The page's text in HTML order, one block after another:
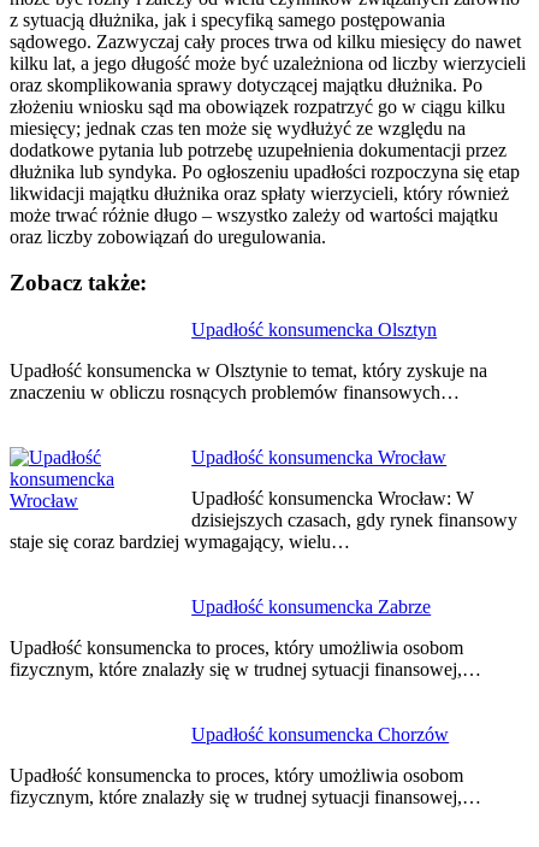
z sytuacją dłużnika, jak i specyfiką samego postępowania
sądowego. Zazwyczaj cały proces trwa od kilku miesięcy do nawet
kilku lat, a jego długość może być uzależniona od liczby wierzycieli
oraz skomplikowania sprawy dotyczącej majątku dłużnika. Po
złożeniu wniosku sąd ma obowiązek rozpatrzyć go w ciągu kilku
miesięcy; jednak czas ten może się wydłużyć ze względu na
dodatkowe pytania lub potrzebę uzupełnienia dokumentacji przez
dłużnika lub syndyka. Po ogłoszeniu upadłości rozpoczyna się etap
likwidacji majątku dłużnika oraz spłaty wierzycieli, który również
może trwać różnie długo – wszystko zależy od wartości majątku
oraz liczby zobowiązań do uregulowania.
Zobacz także:
Upadłość konsumencka Olsztyn
Upadłość konsumencka w Olsztynie to temat, który zyskuje na
znaczeniu w obliczu rosnących problemów finansowych…
Upadłość konsumencka Wrocław
Upadłość konsumencka Wrocław: W
dzisiejszych czasach, gdy rynek finansowy
staje się coraz bardziej wymagający, wielu…
Upadłość konsumencka Zabrze
Upadłość konsumencka to proces, który umożliwia osobom
fizycznym, które znalazły się w trudnej sytuacji finansowej,…
Upadłość konsumencka Chorzów
Upadłość konsumencka to proces, który umożliwia osobom
fizycznym, które znalazły się w trudnej sytuacji finansowej,…
wpisu